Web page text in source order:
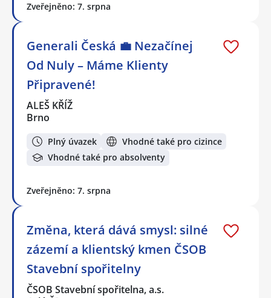
Zveřejněno: 7. srpna
Generali Česká 💼 Nezačínej
Od Nuly – Máme Klienty
Připravené!
ALEŠ KŘÍŽ
Brno
Plný úvazek
Vhodné také pro cizince
Vhodné také pro absolventy
Zveřejněno: 7. srpna
Změna, která dává smysl: silné
zázemí a klientský kmen ČSOB
Stavební spořitelny
ČSOB Stavební spořitelna, a.s.